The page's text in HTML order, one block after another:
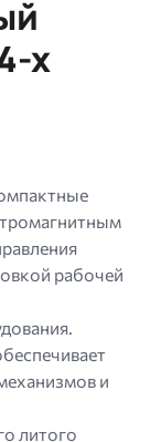
х
рабочей
и
литого